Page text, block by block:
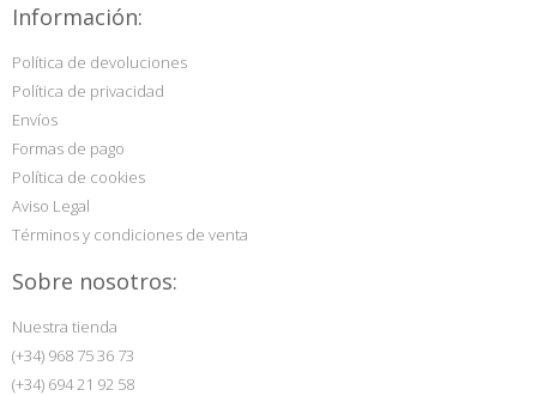
Información:
Política de devoluciones
Política de privacidad
Envíos
Formas de pago
Política de cookies
Aviso Legal
Términos y condiciones de venta
Sobre nosotros:
Nuestra tienda
(+34) 968 75 36 73
(+34) 694 21 92 58